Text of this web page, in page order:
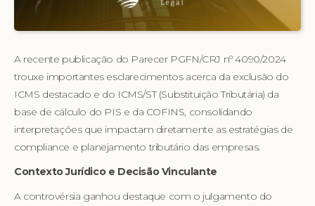
A recente publicação do Parecer PGFN/CRJ nº 4090/2024
trouxe importantes esclarecimentos acerca da exclusão do
ICMS destacado e do ICMS/ST (Substituição Tributária) da
base de cálculo do PIS e da COFINS, consolidando
interpretações que impactam diretamente as estratégias de
compliance e planejamento tributário das empresas.
Contexto Jurídico e Decisão Vinculante
A controvérsia ganhou destaque com o julgamento do